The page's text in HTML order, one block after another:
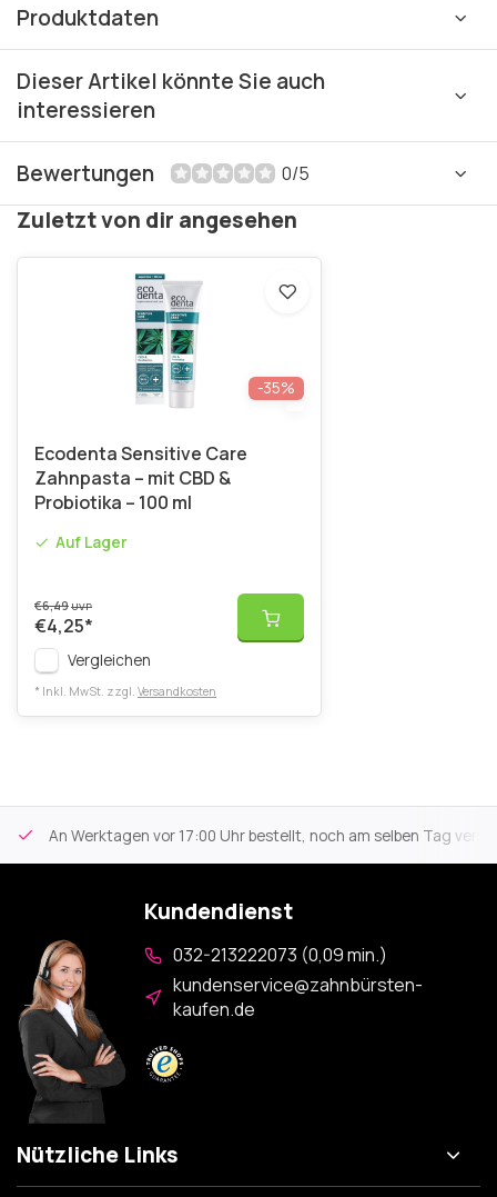
Produktdaten
Dieser Artikel könnte Sie auch
interessieren
Bewertungen 0/5
Zuletzt von dir angesehen
-35%
Ecodenta Sensitive Care
Zahnpasta – mit CBD &
Probiotika – 100 ml
Auf Lager
€6,49UVP
€4,25*
Vergleichen
* Inkl. MwSt. zzgl. Versandkosten
An Werktagen vor 17:00 Uhr bestellt, noch am selben Tag
Kundendienst
032-213222073 (0,09 min.)
kundenservice@zahnbürsten-
kaufen.de
Nützliche Links